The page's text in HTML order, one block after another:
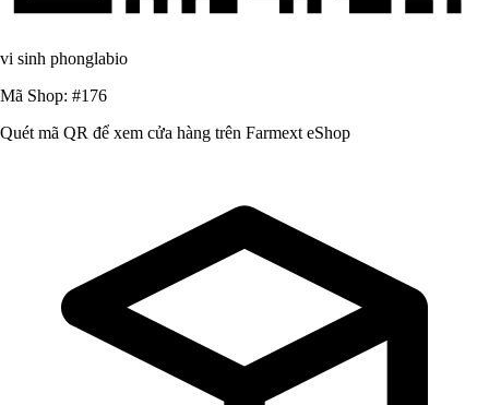
vi sinh phonglabio
Mã Shop: #176
Quét mã QR để xem cửa hàng trên Farmext eShop